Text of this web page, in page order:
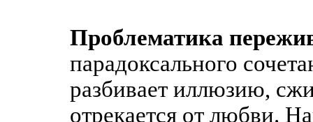
Проблематика
парадоксального
разбивает иллюзию,
отрекается от любви.